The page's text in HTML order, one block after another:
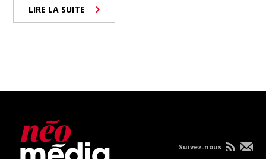
LIRE LA SUITE
Suivez-nous